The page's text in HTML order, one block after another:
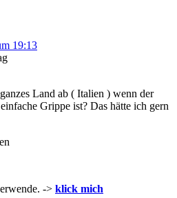
19:13
Land ab ( Italien ) wenn der
Grippe ist? Das hätte ich gern
-> klick mich